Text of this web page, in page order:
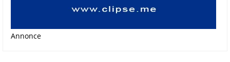
Annonce